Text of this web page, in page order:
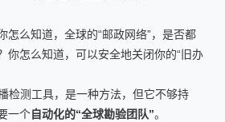
怎么知道，全球的“邮政网络”，是否都
你怎么知道，可以安全地关闭你的“旧办
检测工具，是一种方法，但它不够持
一个自动化的“全球勘验团队”。